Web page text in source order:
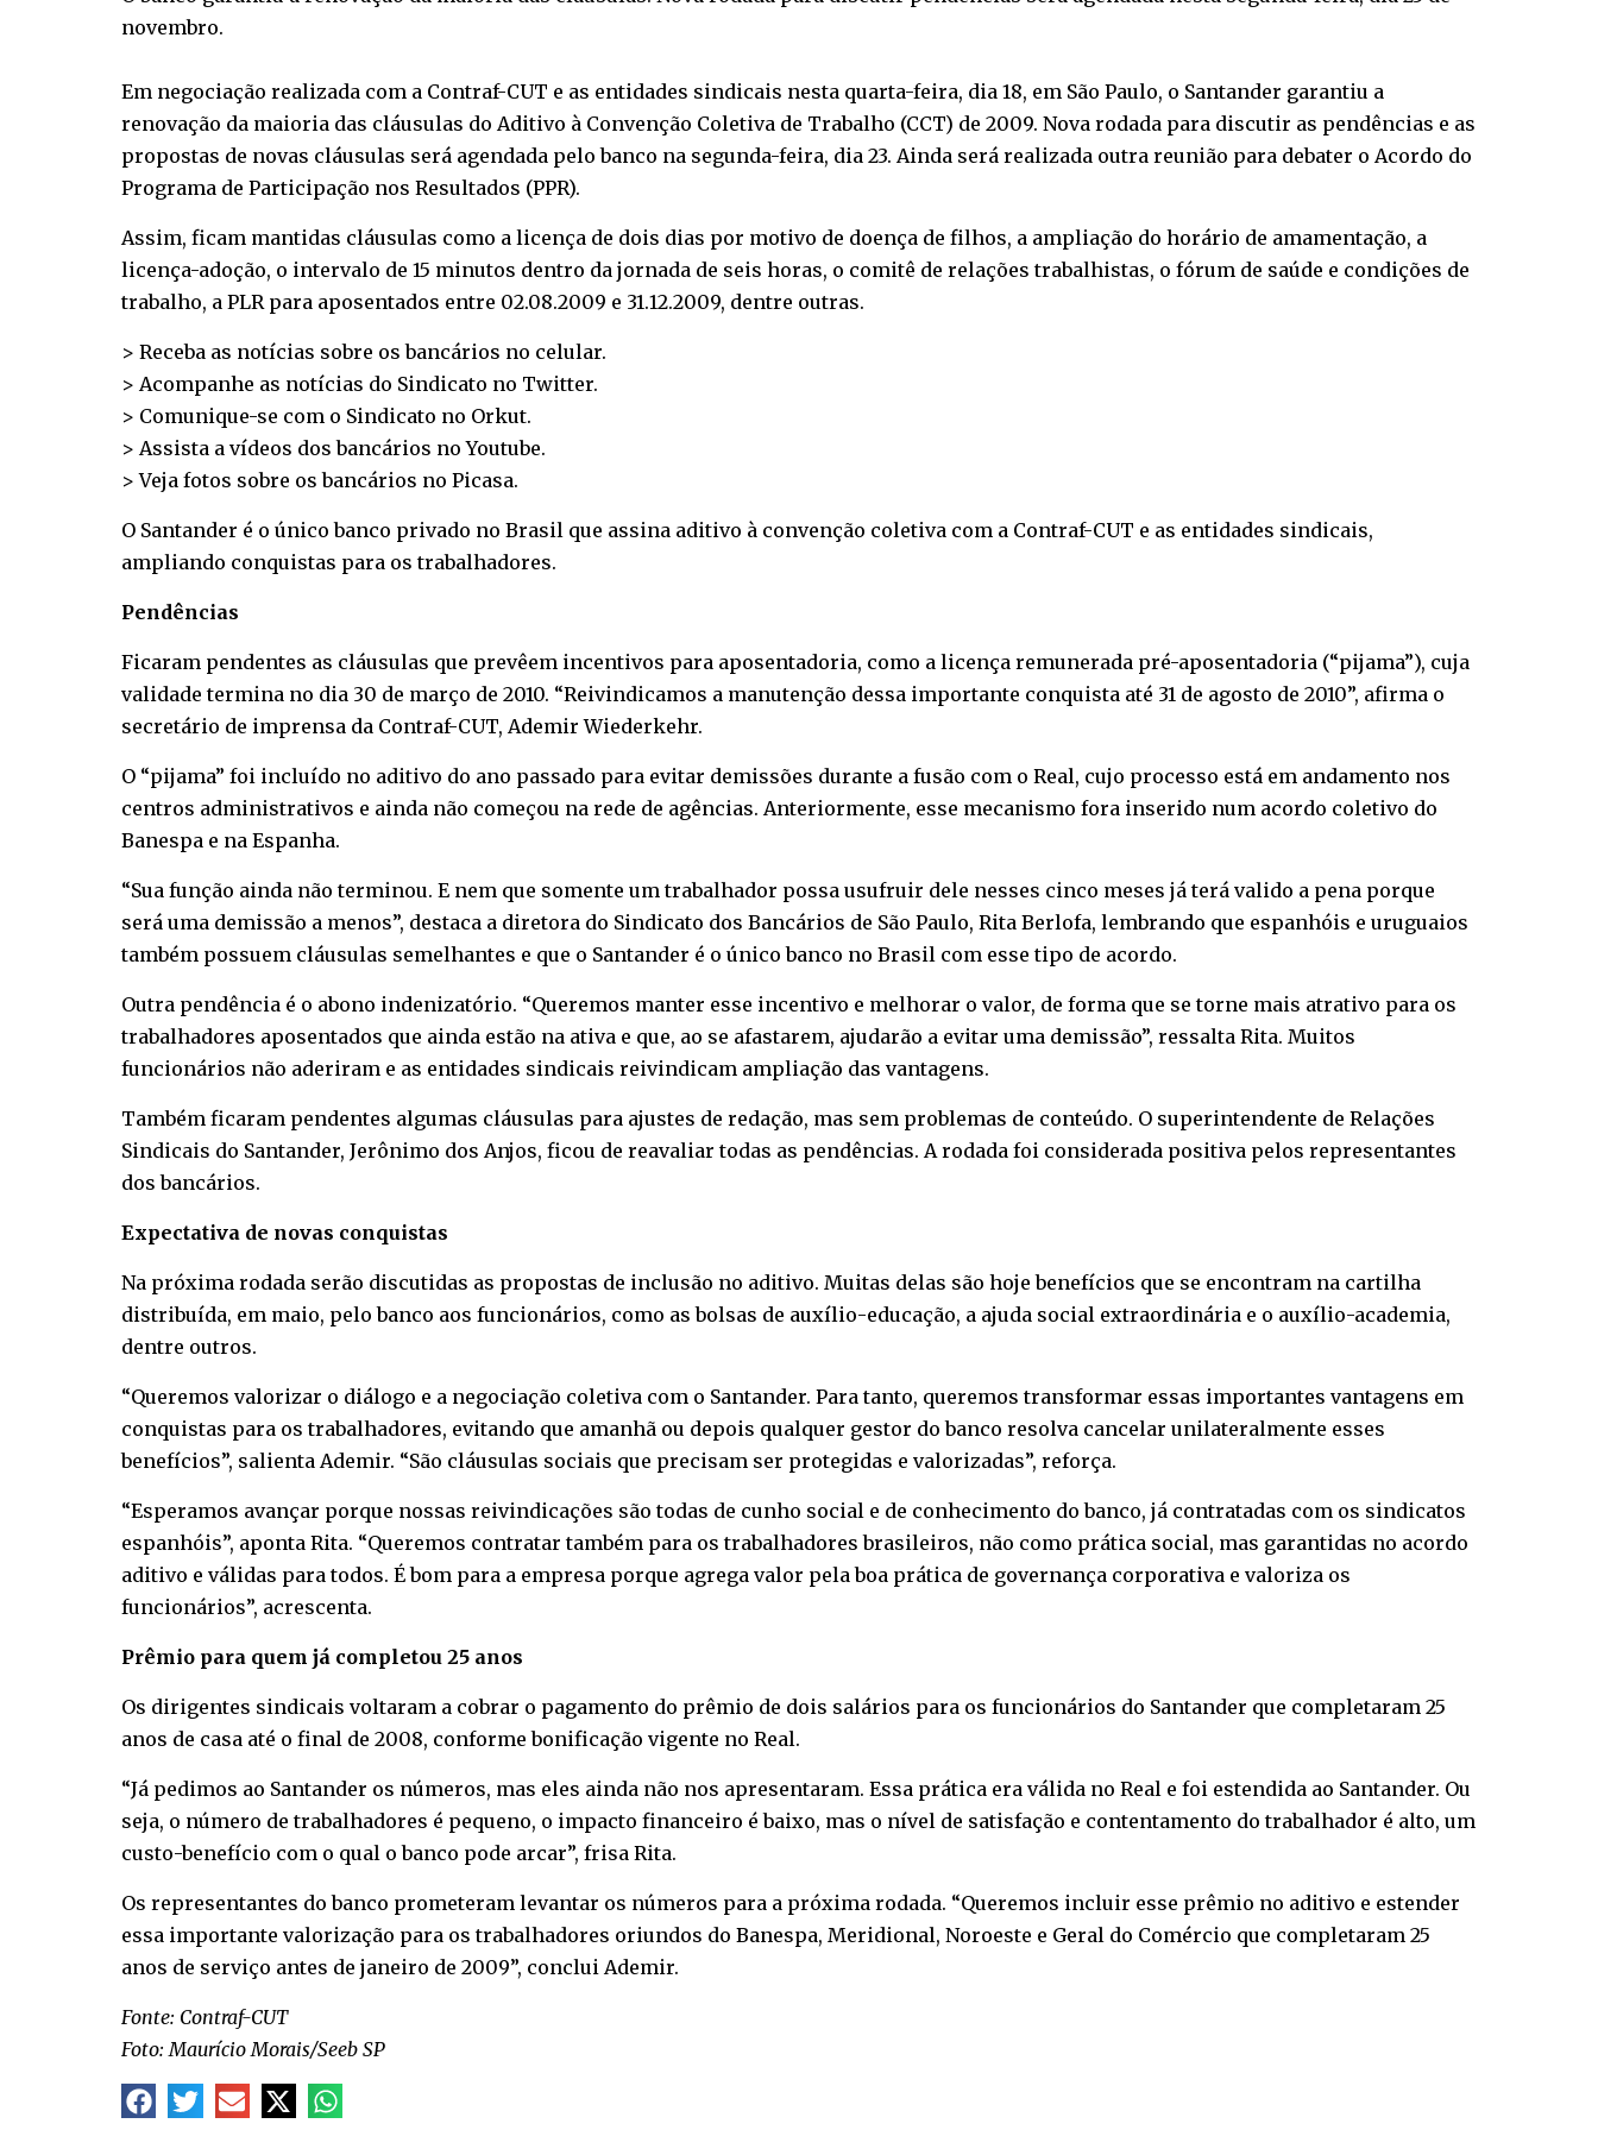
novembro.
Em negociação realizada com a Contraf-CUT e as entidades sindicais nesta quarta-feira, dia 18, em São Paulo, o Santander garantiu a
renovação da maioria das cláusulas do Aditivo à Convenção Coletiva de Trabalho (CCT) de 2009. Nova rodada para discutir as pendências e as
propostas de novas cláusulas será agendada pelo banco na segunda-feira, dia 23. Ainda será realizada outra reunião para debater o Acordo do
Programa de Participação nos Resultados (PPR).
Assim, ficam mantidas cláusulas como a licença de dois dias por motivo de doença de filhos, a ampliação do horário de amamentação, a
licença-adoção, o intervalo de 15 minutos dentro da jornada de seis horas, o comitê de relações trabalhistas, o fórum de saúde e condições de
trabalho, a PLR para aposentados entre 02.08.2009 e 31.12.2009, dentre outras.
> Receba as notícias sobre os bancários no celular.
> Acompanhe as notícias do Sindicato no Twitter.
> Comunique-se com o Sindicato no Orkut.
> Assista a vídeos dos bancários noYoutube.
> Veja fotos sobre os bancários no Picasa.
O Santander é o único banco privado no Brasil que assina aditivo à convenção coletiva com a Contraf-CUT e as entidades sindicais,
ampliando conquistas para os trabalhadores.
Pendências
Ficaram pendentes as cláusulas que prevêem incentivos para aposentadoria, como a licença remunerada pré-aposentadoria (“pijama”), cuja
validade termina no dia 30 de março de 2010. “Reivindicamos a manutenção dessa importante conquista até 31 de agosto de 2010”, afirma o
secretário de imprensa da Contraf-CUT, Ademir Wiederkehr.
O “pijama” foi incluído no aditivo do ano passado para evitar demissões durante a fusão com o Real, cujo processo está em andamento nos
centros administrativos e ainda não começou na rede de agências. Anteriormente, esse mecanismo fora inserido num acordo coletivo do
Banespa e na Espanha.
“Sua função ainda não terminou. E nem que somente um trabalhador possa usufruir dele nesses cinco meses já terá valido a pena porque
será uma demissão a menos”, destaca a diretora do Sindicato dos Bancários de São Paulo, Rita Berlofa, lembrando que espanhóis e uruguaios
também possuem cláusulas semelhantes e que o Santander é o único banco no Brasil com esse tipo de acordo.
Outra pendência é o abono indenizatório. “Queremos manter esse incentivo e melhorar o valor, de forma que se torne mais atrativo para os
trabalhadores aposentados que ainda estão na ativa e que, ao se afastarem, ajudarão a evitar uma demissão”, ressalta Rita. Muitos
funcionários não aderiram e as entidades sindicais reivindicam ampliação das vantagens.
Também ficaram pendentes algumas cláusulas para ajustes de redação, mas sem problemas de conteúdo. O superintendente de Relações
Sindicais do Santander, Jerônimo dos Anjos, ficou de reavaliar todas as pendências. A rodada foi considerada positiva pelos representantes
dos bancários.
Expectativa de novas conquistas
Na próxima rodada serão discutidas as propostas de inclusão no aditivo. Muitas delas são hoje benefícios que se encontram na cartilha
distribuída, em maio, pelo banco aos funcionários, como as bolsas de auxílio-educação, a ajuda social extraordinária e o auxílio-academia,
dentre outros.
“Queremos valorizar o diálogo e a negociação coletiva com o Santander. Para tanto, queremos transformar essas importantes vantagens em
conquistas para os trabalhadores, evitando que amanhã ou depois qualquer gestor do banco resolva cancelar unilateralmente esses
benefícios”, salienta Ademir. “São cláusulas sociais que precisam ser protegidas e valorizadas”, reforça.
“Esperamos avançar porque nossas reivindicações são todas de cunho social e de conhecimento do banco, já contratadas com os sindicatos
espanhóis”, aponta Rita. “Queremos contratar também para os trabalhadores brasileiros, não como prática social, mas garantidas no acordo
aditivo e válidas para todos. É bom para a empresa porque agrega valor pela boa prática de governança corporativa e valoriza os
funcionários”, acrescenta.
Prêmio para quem já completou 25 anos
Os dirigentes sindicais voltaram a cobrar o pagamento do prêmio de dois salários para os funcionários do Santander que completaram 25
anos de casa até o final de 2008, conforme bonificação vigente no Real.
“Já pedimos ao Santander os números, mas eles ainda não nos apresentaram. Essa prática era válida no Real e foi estendida ao Santander. Ou
seja, o número de trabalhadores é pequeno, o impacto financeiro é baixo, mas o nível de satisfação e contentamento do trabalhador é alto, um
custo-benefício com o qual o banco pode arcar”, frisa Rita.
Os representantes do banco prometeram levantar os números para a próxima rodada. “Queremos incluir esse prêmio no aditivo e estender
essa importante valorização para os trabalhadores oriundos do Banespa, Meridional, Noroeste e Geral do Comércio que completaram 25
anos de serviço antes de janeiro de 2009”, conclui Ademir.
Fonte: Contraf-CUT
Foto: Maurício Morais/Seeb SP